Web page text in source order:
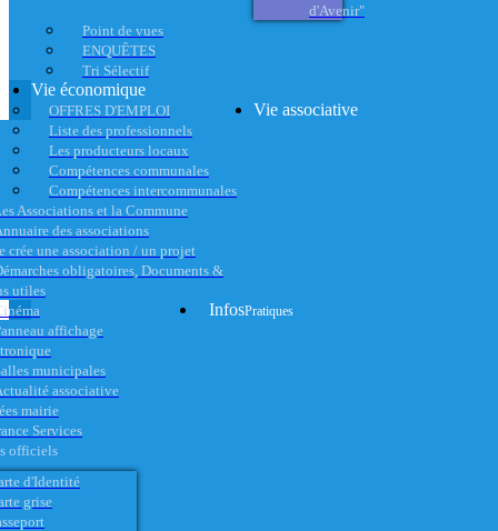
d'Avenir"
Point de vues
ENQUÊTES
Tri Sélectif
Vie économique
OFFRES D'EMPLOI
Liste des professionnels
Les producteurs locaux
Compétences communales
Compétences intercommunales
Vie associative
Associations et la Commune
des associations
crée une association / un projet
obligatoires, Documents &
utiles
affichage
municipales
associative
InfosPratiques
mairie
Services
officiels
d'Identité
grise